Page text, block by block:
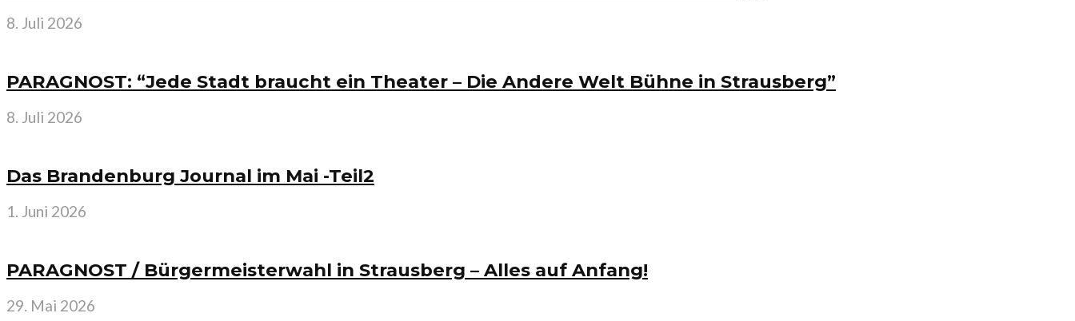
8. Juli 2026
PARAGNOST: “Jede Stadt braucht ein Theater – Die Andere Welt Bühne in Strausberg”
8. Juli 2026
Das Brandenburg Journal im Mai -Teil2
1. Juni 2026
PARAGNOST / Bürgermeisterwahl in Strausberg – Alles auf Anfang!
29. Mai 2026